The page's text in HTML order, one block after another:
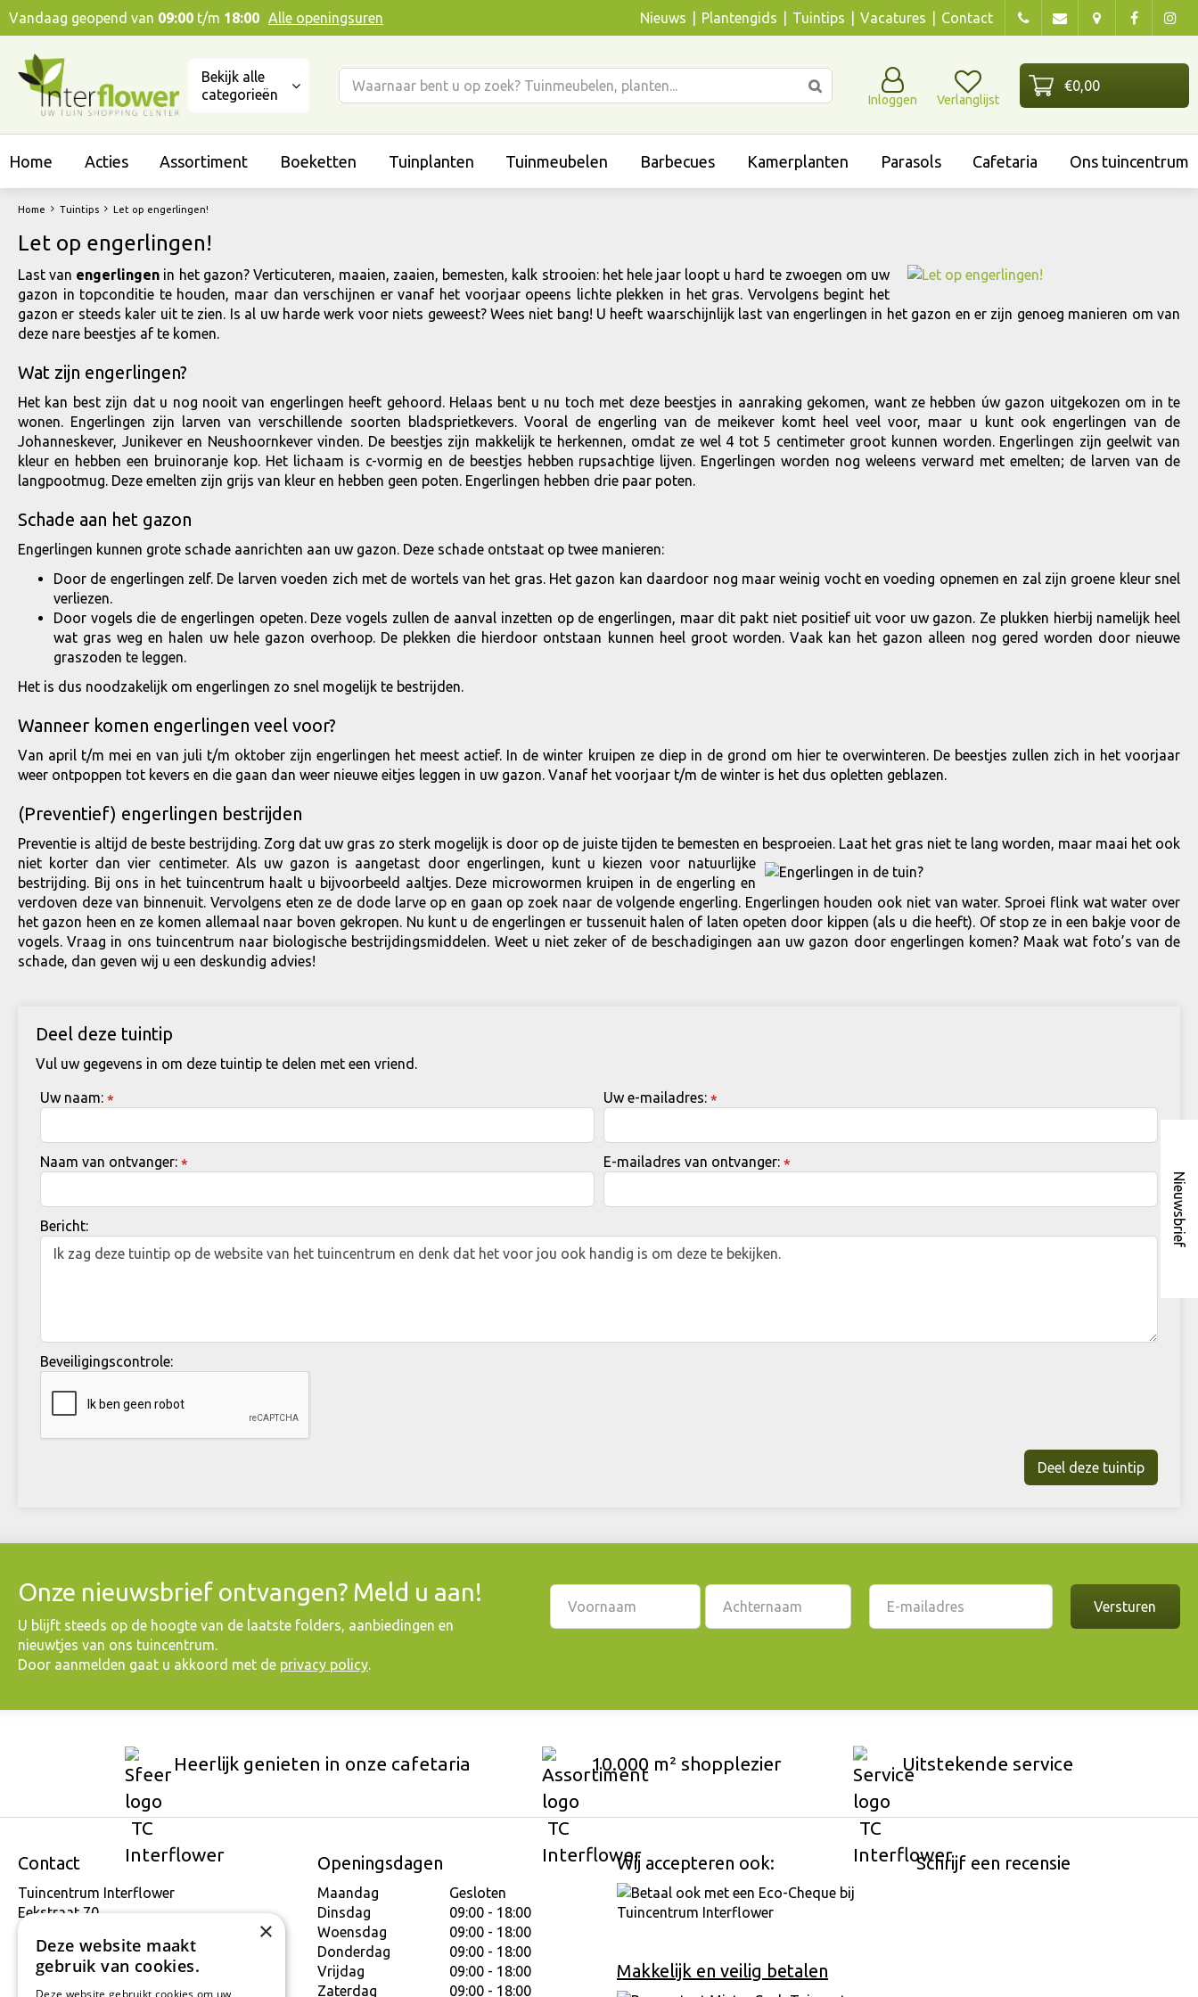
Ga
naar
Home Tuintips Let op engerlingen!
Vandaag geopend van 09:00 t/m 18:00 Alle openingsuren Nieuws Plantengids Tuintips Vacatures Contact
Bekijk alle
categorieën
Inloggen Verlanglijst
Home Acties Assortiment Boeketten Tuinplanten Tuinmeubelen Barbecues Kamerplanten Parasols Cafetaria Ons tuincentrum
Let op engerlingen!
Last van engerlingen in het gazon? Verticuteren, maaien, zaaien, bemesten, kalk strooien: het hele jaar loopt u hard te zwoegen om uw
gazon in topconditie te houden, maar dan verschijnen er vanaf het voorjaar opeens lichte plekken in het gras. Vervolgens begint het
gazon er steeds kaler uit te zien. Is al uw harde werk voor niets geweest? Wees niet bang! U heeft waarschijnlijk last van engerlingen in het gazon en er zijn genoeg manieren om van
deze nare beestjes af te komen.
Wat zijn engerlingen?
Het kan best zijn dat u nog nooit van engerlingen heeft gehoord. Helaas bent u nu toch met deze beestjes in aanraking gekomen, want ze hebben úw gazon uitgekozen om in te
wonen. Engerlingen zijn larven van verschillende soorten bladsprietkevers. Vooral de engerling van de meikever komt heel veel voor, maar u kunt ook engerlingen van de
Johanneskever, Junikever en Neushoornkever vinden. De beestjes zijn makkelijk te herkennen, omdat ze wel 4 tot 5 centimeter groot kunnen worden. Engerlingen zijn geelwit van
kleur en hebben een bruinoranje kop. Het lichaam is c-vormig en de beestjes hebben rupsachtige lijven. Engerlingen worden nog weleens verward met emelten; de larven van de
langpootmug. Deze emelten zijn grijs van kleur en hebben geen poten. Engerlingen hebben drie paar poten.
Schade aan het gazon
Engerlingen kunnen grote schade aanrichten aan uw gazon. Deze schade ontstaat op twee manieren:
Door de engerlingen zelf. De larven voeden zich met de wortels van het gras. Het gazon kan daardoor nog maar weinig vocht en voeding opnemen en zal zijn groene kleur snel
verliezen.
Door vogels die de engerlingen opeten. Deze vogels zullen de aanval inzetten op de engerlingen, maar dit pakt niet positief uit voor uw gazon. Ze plukken hierbij namelijk heel
wat gras weg en halen uw hele gazon overhoop. De plekken die hierdoor ontstaan kunnen heel groot worden. Vaak kan het gazon alleen nog gered worden door nieuwe
graszoden te leggen.
Het is dus noodzakelijk om engerlingen zo snel mogelijk te bestrijden.
Wanneer komen engerlingen veel voor?
Van april t/m mei en van juli t/m oktober zijn engerlingen het meest actief. In de winter kruipen ze diep in de grond om hier te overwinteren. De beestjes zullen zich in het voorjaar
weer ontpoppen tot kevers en die gaan dan weer nieuwe eitjes leggen in uw gazon. Vanaf het voorjaar t/m de winter is het dus opletten geblazen.
(Preventief) engerlingen bestrijden
Preventie is altijd de beste bestrijding. Zorg dat uw gras zo sterk mogelijk is door op de juiste tijden te bemesten en besproeien. Laat het gras niet te lang worden, maar maai het ook
niet korter dan vier centimeter. Als uw gazon is aangetast door engerlingen, kunt u kiezen voor natuurlijke
bestrijding. Bij ons in het tuincentrum haalt u bijvoorbeeld aaltjes. Deze microwormen kruipen in de engerling en
verdoven deze van binnenuit. Vervolgens eten ze de dode larve op en gaan op zoek naar de volgende engerling. Engerlingen houden ook niet van water. Sproei flink wat water over
het gazon heen en ze komen allemaal naar boven gekropen. Nu kunt u de engerlingen er tussenuit halen of laten opeten door kippen (als u die heeft). Of stop ze in een bakje voor de
vogels. Vraag in ons tuincentrum naar biologische bestrijdingsmiddelen. Weet u niet zeker of de beschadigingen aan uw gazon door engerlingen komen? Maak wat foto’s van de
schade, dan geven wij u een deskundig advies!
Deel deze tuintip
Vul uw gegevens in om deze tuintip te delen met een vriend.
Uw naam: * Uw e-mailadres: *
Naam van ontvanger: * E-mailadres van ontvanger: *
Bericht:
Beveiligingscontrole:
Onze nieuwsbrief ontvangen? Meld u aan!
​U blijft steeds op de hoogte van de laatste folders, aanbiedingen en
nieuwtjes van ons tuincentrum.
Door aanmelden gaat u akkoord met de privacy policy.
Heerlijk genieten in onze cafetaria 10.000 m² shopplezier Uitstekende service
Contact
Tuincentrum Interflower
Eekstraat 70
+32 934 806 03
info@interflower.be
Openingsdagen
Maandag
Gesloten
Dinsdag
09:00 - 18:00
Woensdag
09:00 - 18:00
Donderdag
09:00 - 18:00
Vrijdag
09:00 - 18:00
Zaterdag
09:00 - 18:00
Wij accepteren ook:
Makkelijk en veilig betalen
Schrijf een recensie
Nieuwsbrief
×
Deze website maakt
gebruik van cookies.
Deze website gebruikt cookies om uw